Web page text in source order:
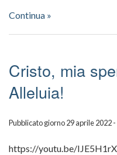
Continua »
Cristo, mia
Alleluia!
Pubblicato giorno 29 aprile 2022 -
https://youtu.be/